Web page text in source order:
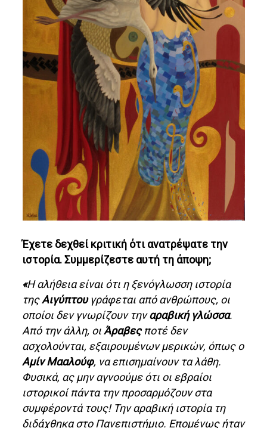
Έχετε δεχθεί κριτική ότι ανατρέψατε την
ιστορία. Συμμερίζεστε αυτή τη άποψη;
«Η αλήθεια είναι ότι η ξενόγλωσση ιστορία
τηςΑιγύπτουγράφεται από ανθρώπους, οι
οποίοι δεν γνωρίζουν τηναραβική γλώσσα.
Από την άλλη, οιΆραβεςποτέ δεν
ασχολούνται, εξαιρουμένων μερικών, όπως ο
Αμίν Μααλούφ, να επισημαίνουν τα λάθη.
Φυσικά, ας μην αγνοούμε ότι οι εβραίοι
ιστορικοί πάντα την προσαρμόζουν στα
συμφέροντά τους! Την αραβική ιστορία τη
διδάχθηκα στο Πανεπιστήμιο. Επομένως ήταν